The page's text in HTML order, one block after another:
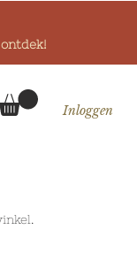
Inloggen